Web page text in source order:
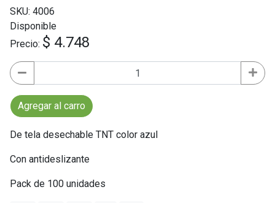
SKU: 4006
Disponible
Precio: $ 4.748
Agregar al carro
De tela desechable TNT color azul
Con antideslizante
Pack de 100 unidades